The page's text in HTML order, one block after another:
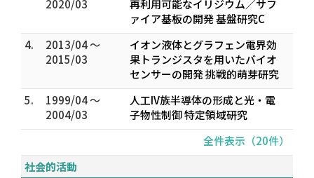
2020/03
再利用可能なイリジウム／サフ
ァイア基板の開発 基盤研究C
4.
2013/04 ～
2015/03
イオン液体とグラフェン電界効
果トランジスタを用いたバイオ
センサーの開発 挑戦的萌芽研究
5.
1999/04 ～
2004/03
人工IV族半導体の形成と光・電
子物性制御 特定領域研究
全件表示（20件）
社会的活動